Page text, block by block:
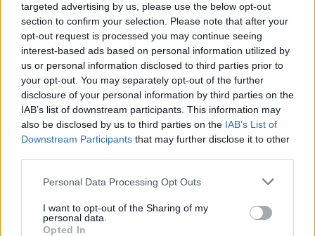
targeted advertising by us, please use the below opt-out
section to confirm your selection. Please note that after your
opt-out request is processed you may continue seeing
interest-based ads based on personal information utilized by
us or personal information disclosed to third parties prior to
your opt-out. You may separately opt-out of the further
disclosure of your personal information by third parties on the
IAB’s list of downstream participants. This information may
also be disclosed by us to third parties on the IAB’s List of
Downstream Participants that may further disclose it to other
Personal Data Processing Opt Outs
I want to opt-out of the Sharing of my
personal data.
Opted In
μάθετε πρώτοιόλες τις ειδήσεις
TAGS: ΤΡΑΥΜΑΤΙΣΜΟΣ ΔΗΜΟΣΙΟΓΡΑΦΟΣ